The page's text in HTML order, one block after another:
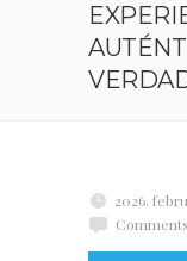
2026.